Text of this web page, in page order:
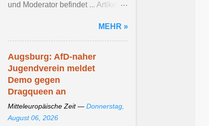
und Moderator befindet ... Artikel
MEHR »
Augsburg: AfD-naher
Jugendverein meldet
Demo gegen
Dragqueen an
Mitteleuropäische Zeit — Donnerstag,
August 06, 2026